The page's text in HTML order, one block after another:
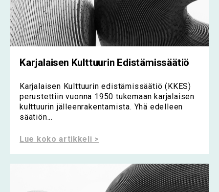
Karjalaisen Kulttuurin Edistämissäätiö
Karjalaisen Kulttuurin edistämissäätiö (KKES)
perustettiin vuonna 1950 tukemaan karjalaisen
kulttuurin jälleenrakentamista. Yhä edelleen
säätiön...
Lue koko artikkeli >